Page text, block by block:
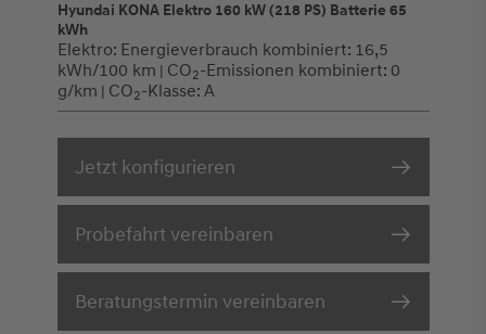
Hyundai KONA Elektro 160 kW (218 PS) Batterie 65
kWh
Elektro: Energieverbrauch kombiniert: 16,5
kWh/100 km | CO2-Emissionen kombiniert: 0
g/km | CO2-Klasse: A
Jetzt konfigurieren
Probefahrt vereinbaren
Beratungstermin vereinbaren